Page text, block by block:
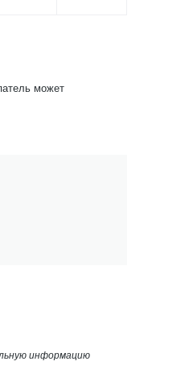
может
информацию